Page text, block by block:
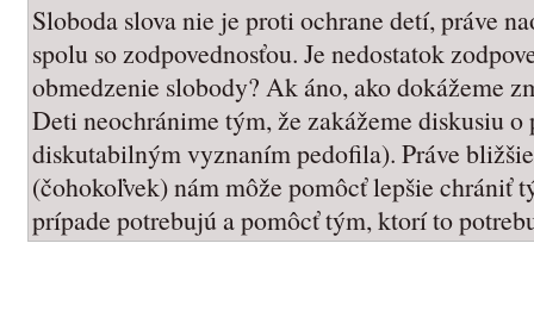
Sloboda slova nie je proti ochrane detí, práve
spolu so zodpovednosťou. Je nedostatok
obmedzenie slobody? Ak áno, ako dokážeme
Deti neochránime tým, že zakážeme diskusiu
diskutabilným vyznaním pedofila). Práve
(čohokoľvek) nám môže pomôcť lepšie chrániť
prípade potrebujú a pomôcť tým, ktorí to